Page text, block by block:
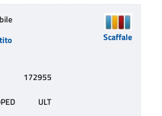
172955
ULT
Scaffale